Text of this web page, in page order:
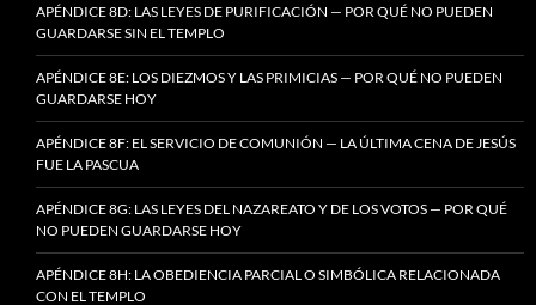
APÉNDICE 8D: LAS LEYES DE PURIFICACIÓN — POR QUÉ NO PUEDEN
GUARDARSE SIN EL TEMPLO
APÉNDICE 8E: LOS DIEZMOS Y LAS PRIMICIAS — POR QUÉ NO PUEDEN
GUARDARSE HOY
APÉNDICE 8F: EL SERVICIO DE COMUNIÓN — LA ÚLTIMA CENA DE JESÚS
FUE LA PASCUA
APÉNDICE 8G: LAS LEYES DEL NAZAREATO Y DE LOS VOTOS — POR QUÉ
NO PUEDEN GUARDARSE HOY
APÉNDICE 8H: LA OBEDIENCIA PARCIAL O SIMBÓLICA RELACIONADA
CON EL TEMPLO